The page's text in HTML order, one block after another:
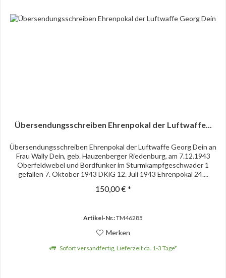
Übersendungsschreiben Ehrenpokal der Luftwaffe...
Übersendungsschreiben Ehrenpokal der Luftwaffe Georg Dein an
Frau Wally Dein, geb. Hauzenberger Riedenburg, am 7.12.1943
Oberfeldwebel und Bordfunker im Sturmkampfgeschwader 1
gefallen 7. Oktober 1943 DKiG 12. Juli 1943 Ehrenpokal 24....
150,00 € *
Artikel-Nr.:TM46285
Merken
Sofort versandfertig, Lieferzeit ca. 1-3 Tage*